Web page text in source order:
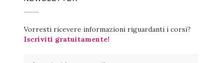
Vorresti ricevere informazioni riguardanti i corsi?
Iscriviti gratuitamente!